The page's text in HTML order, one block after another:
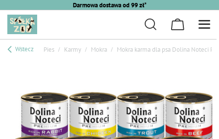
Darmowa dostawa od 99 zł*
Wstecz Pies Karmy Mokra Mokra karma dla psa Dolina Noteci